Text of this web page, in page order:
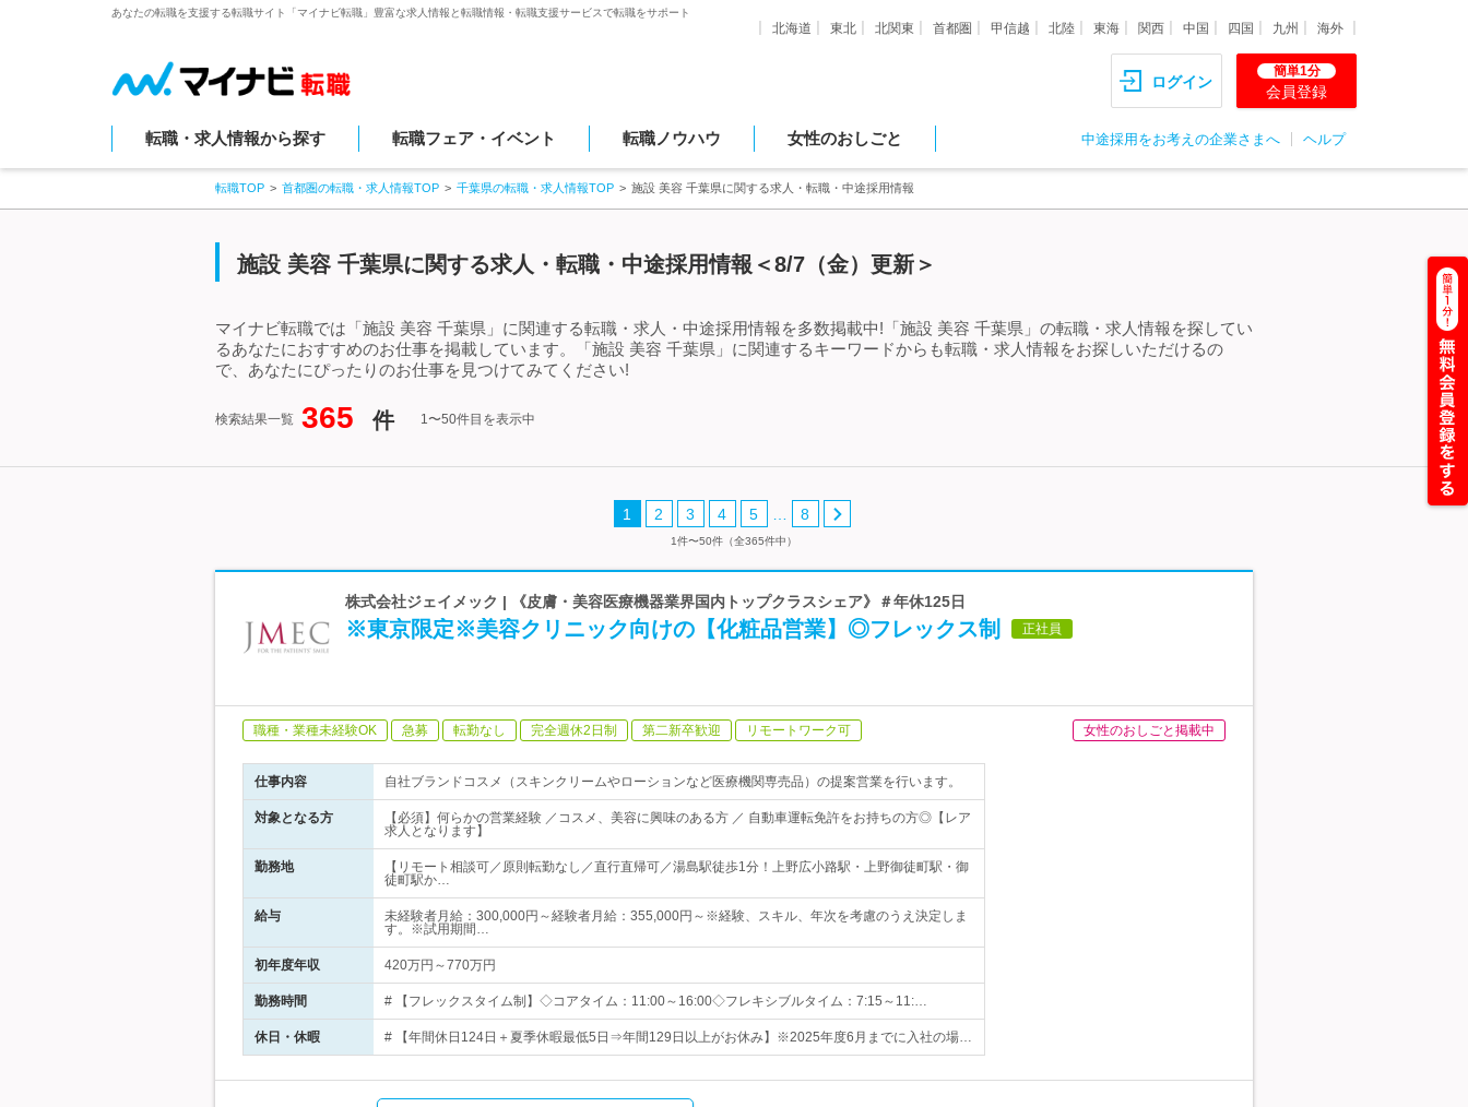
あなたの転職を支援する転職サイト「マイナビ転職」豊富な求人情報と転職情報・転職支援サービスで転職をサポート
北海道 東北 北関東 首都圏 甲信越 北陸 東海 関西 中国 四国 九州 海外
ログイン
簡単1分
会員登録
転職・求人情報から探す 転職フェア・イベント 転職ノウハウ 女性のおしごと 中途採用をお考えの企業さまへ ヘルプ
転職TOP 首都圏の転職・求人情報TOP 千葉県の転職・求人情報TOP 施設 美容 千葉県に関する求人・転職・中途採用情報
施設 美容 千葉県に関する求人・転職・中途採用情報＜8/7（金）更新＞
マイナビ転職では「施設 美容 千葉県」に関連する転職・求人・中途採用情報を多数掲載中!「施設 美容 千葉県」の転職・求人情報を探してい
るあなたにおすすめのお仕事を掲載しています。「施設 美容 千葉県」に関連するキーワードからも転職・求人情報をお探しいただけるの
で、あなたにぴったりのお仕事を見つけてみてください!
検索結果一覧 365 件 1〜50件目を表示中
1 2 3 4 5 8
1件〜50件（全365件中）
株式会社ジェイメック | 《皮膚・美容医療機器業界国内トップクラスシェア》＃年休125日
※東京限定※美容クリニック向けの【化粧品営業】◎フレックス制 正社員
職種・業種未経験OK 急募 転勤なし 完全週休2日制 第二新卒歓迎 リモートワーク可 女性のおしごと掲載中
仕事内容 自社ブランドコスメ（スキンクリームやローションなど医療機関専売品）の提案営業を行います。
対象となる方
【必須】何らかの営業経験 ／コスメ、美容に興味のある方 ／ 自動車運転免許をお持ちの方◎【レア
求人となります】
勤務地
【リモート相談可／原則転勤なし／直行直帰可／湯島駅徒歩1分！上野広小路駅・上野御徒町駅・御
徒町駅か…
給与
未経験者月給：300,000円～経験者月給：355,000円～※経験、スキル、年次を考慮のうえ決定しま
す。※試用期間…
初年度年収 420万円～770万円
勤務時間 # 【フレックスタイム制】◇コアタイム：11:00～16:00◇フレキシブルタイム：7:15～11:…
休日・休暇 # 【年間休日124日＋夏季休暇最低5日⇒年間129日以上がお休み】※2025年度6月までに入社の場…